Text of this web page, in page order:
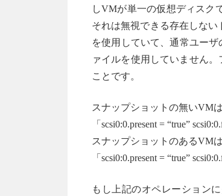
しVMが単一の仮想ディスク
それは無視できる存在しな
を使用していて、通常ユー
ァイルを使用していません
ことです。
スナップショットの無いVMは
「scsi0:0.present = “true”
スナップショットのあるVMは
「scsi0:0.present = “true”
もし上記のオペレーション